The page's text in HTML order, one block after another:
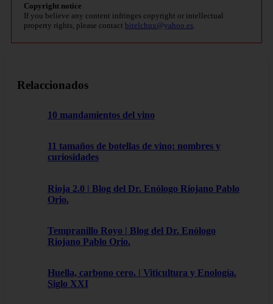
Copyright notice
If you believe any content infringes copyright or intellectual
property rights, please contact bitelchux@yahoo.es
Relaccionados
10 mandamientos del vino
11 tamaños de botellas de vino: nombres y
curiosidades
Rioja 2.0 | Blog del Dr. Enólogo Riojano Pablo
Orio.
Tempranillo Royo | Blog del Dr. Enólogo
Riojano Pablo Orio.
Huella, carbono cero. | Viticultura y Enología.
Siglo XXI